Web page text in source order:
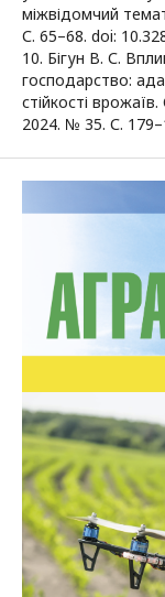
міжвідомчий
С. 65–68. doi:
10. Бігун В. С.
господарство:
стійкості
2024. № 35. С.